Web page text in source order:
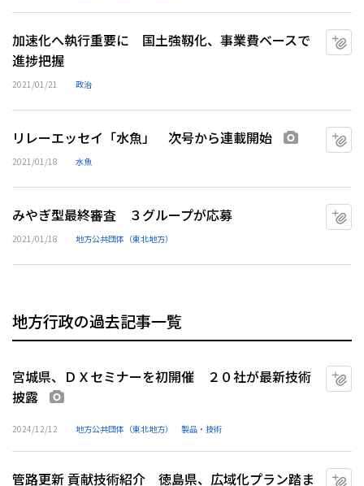
加速化へ執行重要に 国土強靱化、事業費ベースで
進捗把握
2021/01/21 政治
リレーエッセイ「水魚」 次号から連載開始 画像あり
2021/01/18 水魚
みやぎ型最終審査 ３グループが応募
2021/01/18 地方公共団体（東北地方）
地方行政の過去記事一覧
宮城県、ＤＸセミナーを初開催 ２０社が最新技術
披露
2024/12/12 地方公共団体（東北地方） 製品・技術
管路更新 貢献技術紹介 徳島県、広域化プラン踏ま